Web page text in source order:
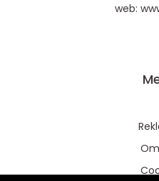
web: